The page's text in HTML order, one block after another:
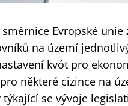
Evropské
na území
kvót pro
některé cizince na
se vývoje